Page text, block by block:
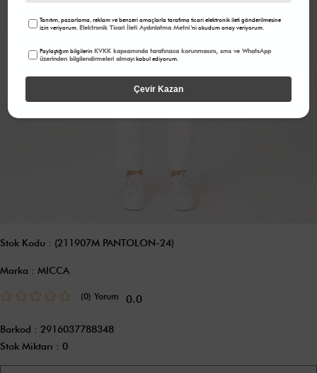
Stok Kodu (211907M PANTOLON-24)
Marka : MICCA
(0) 0.0
Barkod : 2916037788348
Stok Miktarı : 0
Tanıtım, pazarlama, reklam ve benzeri amaçlarla tarafıma ticari elektronik ileti gönderilmesine
izin veriyorum.Elektronik Ticari İleti Aydınlatma Metni 'ni okudum onay veriyorum.
Paylaştığım bilgilerinKVKK kapsamında tarafınızca korunmasını, sms ve WhatsApp
üzerinden bilgilendirmeleri almayı kabul ediyorum.
Çevir Kazan